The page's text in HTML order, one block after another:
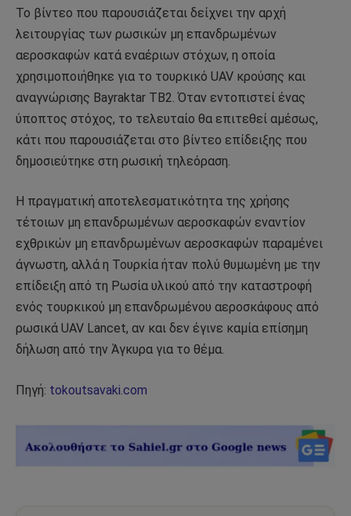
Το βίντεο που παρουσιάζεται δείχνει την αρχή
λειτουργίας των ρωσικών μη επανδρωμένων
αεροσκαφών κατά εναέριων στόχων, η οποία
χρησιμοποιήθηκε για το τουρκικό UAV κρούσης και
αναγνώρισης Bayraktar TB2. Όταν εντοπιστεί ένας
ύποπτος στόχος, το τελευταίο θα επιτεθεί αμέσως,
κάτι που παρουσιάζεται στο βίντεο επίδειξης που
δημοσιεύτηκε στη ρωσική τηλεόραση.
Η πραγματική αποτελεσματικότητα της χρήσης
τέτοιων μη επανδρωμένων αεροσκαφών εναντίον
εχθρικών μη επανδρωμένων αεροσκαφών παραμένει
άγνωστη, αλλά η Τουρκία ήταν πολύ θυμωμένη με την
επίδειξη από τη Ρωσία υλικού από την καταστροφή
ενός τουρκικού μη επανδρωμένου αεροσκάφους από
ρωσικά UAV Lancet, αν και δεν έγινε καμία επίσημη
δήλωση από την Άγκυρα για το θέμα.
Πηγή: tokoutsavaki.com